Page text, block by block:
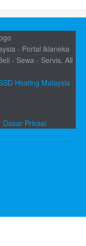
- Portal iklaneka
- Sewa - Servis. All
Hosting Malaysia :
Dasar Privasi